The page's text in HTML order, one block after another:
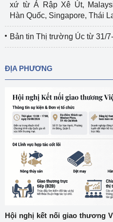
xứ từ Ả Rập Xê Út,
Hàn Quốc, Singapore, Thái
Bản tin Thị trường Úc từ 31/
ĐỊA PHƯƠNG
Hội nghị kết nối giao thương